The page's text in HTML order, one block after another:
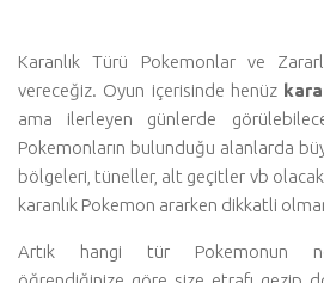
Karanlık Türü Pokemonlar ve
vereceğiz. Oyun içerisinde henüz
ama ilerleyen günlerde
Pokemonların bulunduğu alanlarda
bölgeleri, tüneller, alt geçitler vb
karanlık Pokemon ararken dikkatli
Artık hangi tür Pokemonun